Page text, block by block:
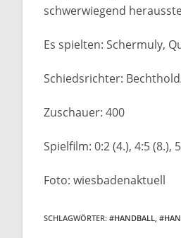
schwerwiegend
Es spielten: Schermuly,
Schiedsrichter:
Zuschauer: 400
Spielfilm: 0:2 (4.), 4:5 (8.),
Foto: wiesbadenaktuell
SCHLAGWÖRTER: #HANDBALL,